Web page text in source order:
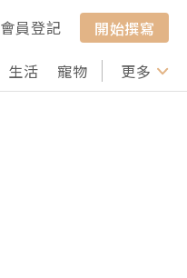
會員登記
開始撰寫
生活 寵物 行山 打卡
更多